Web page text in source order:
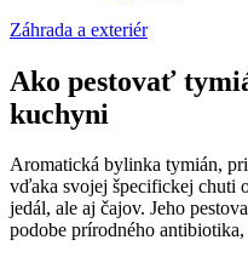
Záhrada a exteriér
Ako pestovať
kuchyni
Aromatická bylinka tymián,
vďaka svojej špecifickej chuti
jedál, ale aj čajov. Jeho
podobe prírodného antibiotika,